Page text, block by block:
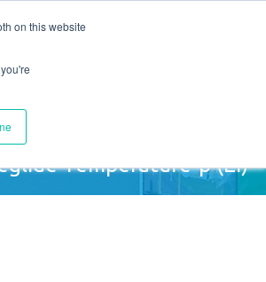
on this website
Temperature-p (EI)